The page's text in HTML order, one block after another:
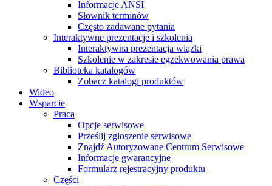
Informacje ANSI
Słownik terminów
Często zadawane pytania
Interaktywne prezentacje i szkolenia
Interaktywna prezentacja wiązki
Szkolenie w zakresie egzekwowania prawa
Biblioteka katalogów
Zobacz katalogi produktów
Wideo
Wsparcie
Praca
Opcje serwisowe
Prześlij zgłoszenie serwisowe
Znajdź Autoryzowane Centrum Serwisowe
Informacje gwarancyjne
Formularz rejestracyjny produktu
Części